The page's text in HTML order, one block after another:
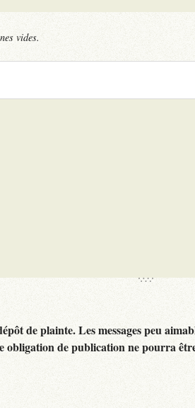
vides.
de plainte. Les messages peu
de publication ne pourra